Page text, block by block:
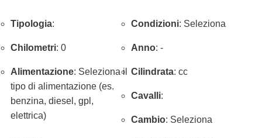
Tipologia: Condizioni: Seleziona
Chilometri: 0 Anno: -
Alimentazione: Seleziona il
tipo di alimentazione (es.
benzina, diesel, gpl,
elettrica)
Cilindrata: cc
Cavalli:
Cambio: Seleziona